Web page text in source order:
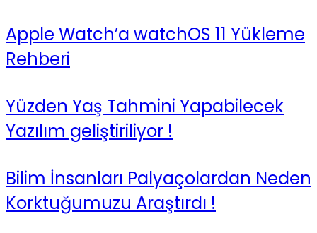
Apple Watch’a watchOS 11 Yükleme
Rehberi
Yüzden Yaş Tahmini Yapabilecek
Yazılım geliştiriliyor !
Bilim İnsanları Palyaçolardan Neden
Korktuğumuzu Araştırdı !